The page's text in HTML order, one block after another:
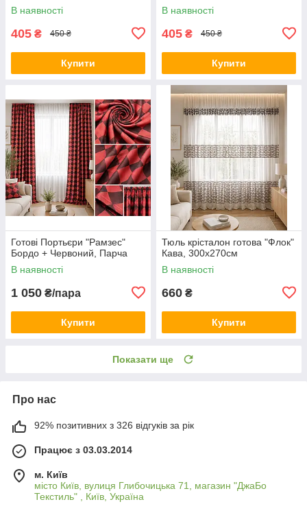
В наявності
405 ₴ 450 ₴
Купити
В наявності
405 ₴ 450 ₴
Купити
Готові Портьєри "Рамзес"
Бордо + Червоний, Парча
В наявності
1 050 ₴/пара
Купити
Тюль крісталон готова "Флок"
Кава, 300х270см
В наявності
660 ₴
Купити
Показати ще
Про нас
92% позитивних з 326 відгуків за рік
Працює з 03.03.2014
м. Київ
місто Київ, вулиця Глибочицька 71, магазин "ДжаБо
Текстиль" , Київ, Україна